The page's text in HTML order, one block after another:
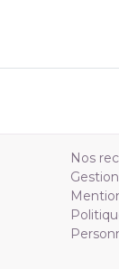
Nos